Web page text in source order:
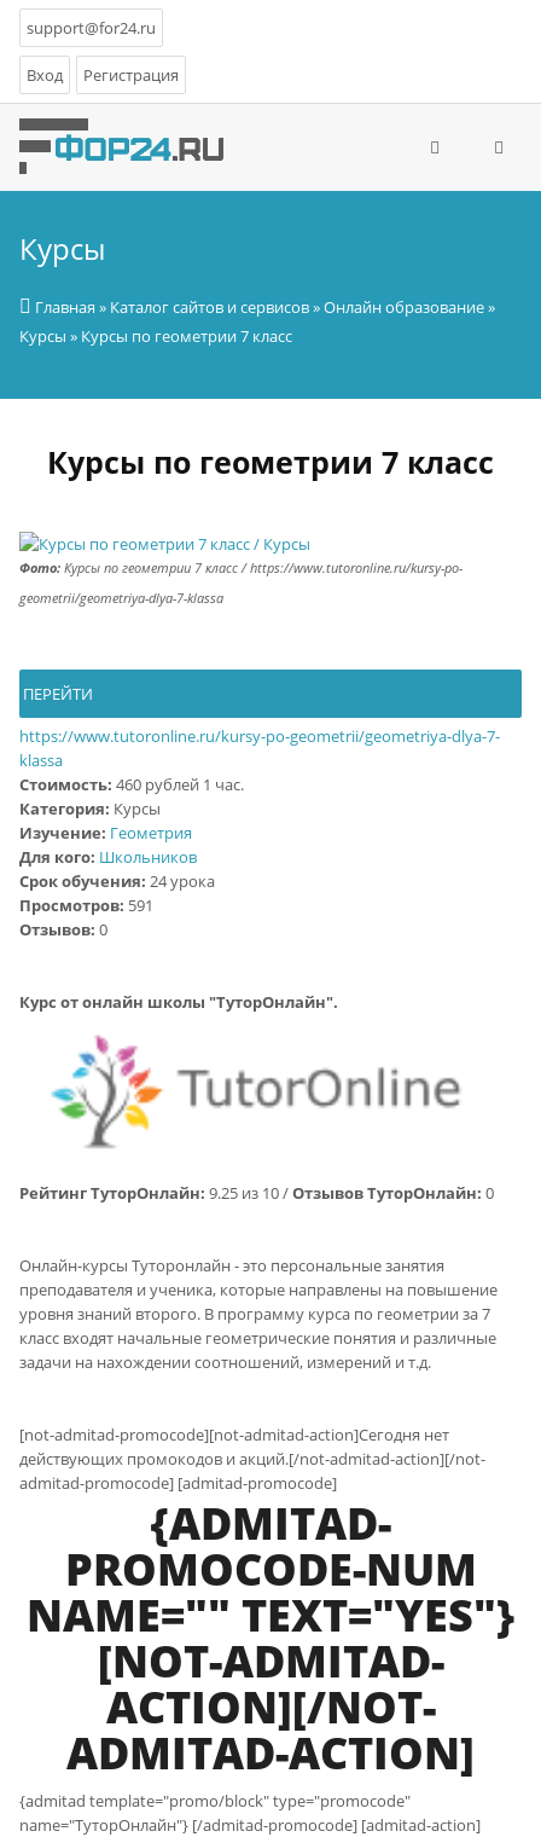
support@for24.ru
Вход Регистрация
Курсы
Главная » Каталог сайтов и сервисов»Онлайн образование»
Курсы » Курсы по геометрии 7 класс
Курсы по геометрии 7 класс
Фото:Курсы по геометрии 7 класс / https://www.tutoronline.ru/kursy-po-
geometrii/geometriya-dlya-7-klassa
ПЕРЕЙТИ
https://www.tutoronline.ru/kursy-po-geometrii/geometriya-dlya-7-
klassa
Стоимость: 460рублей 1 час.
Категория: Курсы
Изучение: Геометрия
Для кого: Школьников
Срок обучения: 24 урока
Просмотров: 591
Отзывов: 0
Курс от онлайн школы "ТуторОнлайн".
Рейтинг ТуторОнлайн: 9.25 из 10 /Отзывов ТуторОнлайн: 0
Онлайн-курсы Туторонлайн - это персональные занятия
преподавателя и ученика, которые направлены на повышение
уровня знаний второго. В программу курса по геометрии за 7
класс входят начальные геометрические понятия и различные
задачи на нахождении соотношений, измерений и т.д.
[not-admitad-promocode][not-admitad-action]Сегодня нет
действующих промокодов и акций.[/not-admitad-action][/not-
admitad-promocode] [admitad-promocode]
{ADMITAD-
PROMOCODE-NUM
NAME="" TEXT="YES"}
[NOT-ADMITAD-
ACTION][/NOT-
ADMITAD-ACTION]
{admitad template="promo/block" type="promocode"
name="ТуторОнлайн"} [/admitad-promocode] [admitad-action]